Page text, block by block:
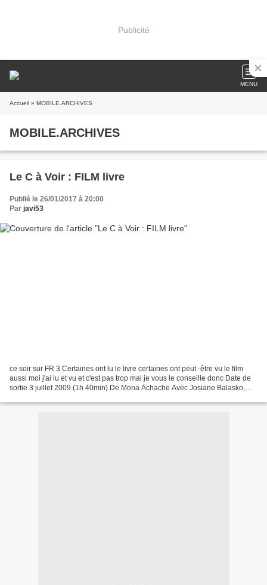
Publicité
MENU
Accueil » MOBILE.ARCHIVES
MOBILE.ARCHIVES
Le C à Voir : FILM livre
Publié le 26/01/2017 à 20:00
Par javi53
ce soir sur FR 3 Certaines ont lu le livre certaines ont peut -être vu le film
aussi moi j'ai lu et vu et c'est pas trop mal je vous le conseille donc Date de
sortie 3 juillet 2009 (1h 40min) De Mona Achache Avec Josiane Balasko,